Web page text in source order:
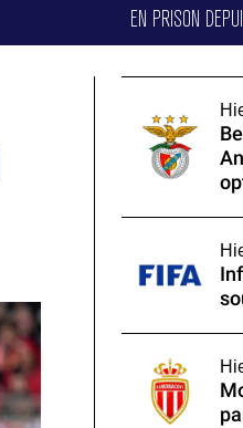
EN PRISON